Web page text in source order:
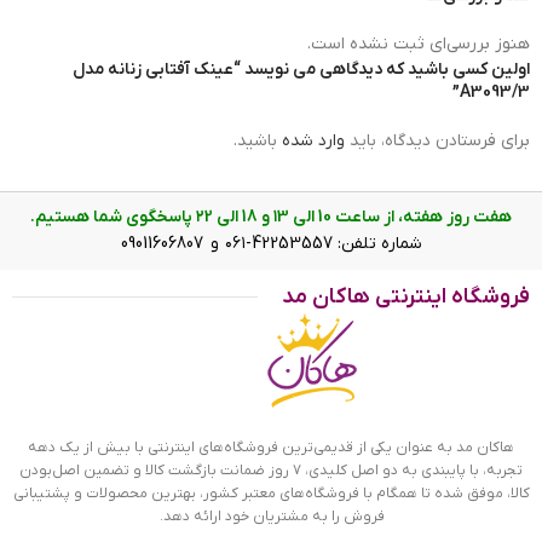
وسعت دید اشکالی به وجود نمی‌آورد. در قسمت بالای عدسی یک
نوار طلایی طراحی شده است که زیبایی عینک را چند برابر کرده
دسته عینک به رنگ سفید ساده است که یک مثلث طلایی کوچک
یک قوس ملایم تا پشت گوش می‌رود. سبکی این عینک کمک
می‌کند تا ساعت‌های طولانی یا هنگام رانندگی، عینک را به چشم
بزنید و ابدا در قسمت گوش‌ها یا بینی احساس سنگینی و خستگی
هنوز بررسی‌ای ثبت نشده است.
اولین کسی باشید که دیدگاهی می نویسد “عینک آفتابی زنانه مدل
A3093/3”
برای فرستادن دیدگاه، باید وارد شده باشید.
هفت روز هفته، از ساعت 10 الی ۱3 و 18 الی ۲2 پاسخگوی شما هستیم.
شماره تلفن: 42253557-۰۶۱ و 09011606807
فروشگاه اینترنتی هاکان مد
هاکان مد به عنوان یکی از قدیمی‌ترین فروشگاه‌های اینترنتی با بیش از یک دهه
تجربه، با پایبندی به دو اصل کلیدی، ۷ روز ضمانت بازگشت کالا و تضمین اصل‌بودن
کالا، موفق شده تا همگام با فروشگاه‌های معتبر کشور، بهترین محصولات و پشتیبانی
فروش را به مشتریان خود ارائه دهد.